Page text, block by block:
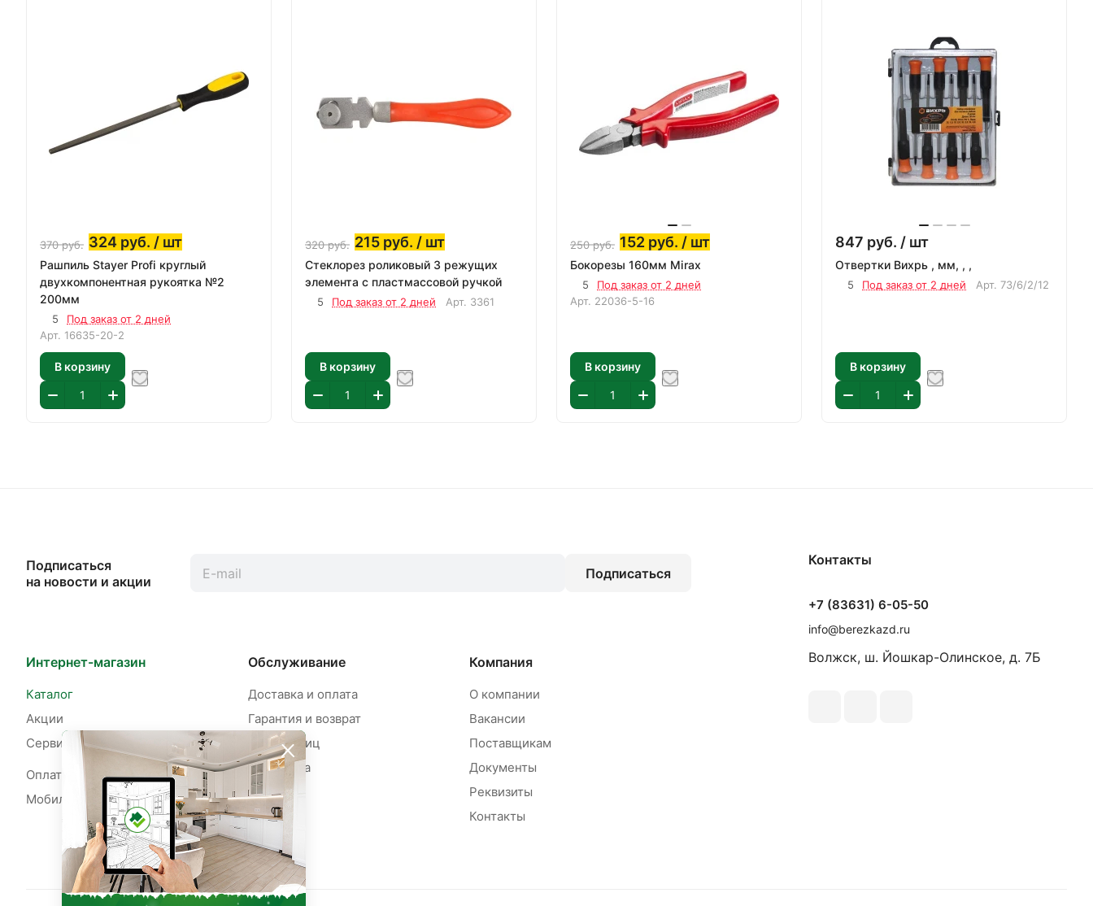
370руб. 324 руб. / шт
Рашпиль Stayer Profi круглый
двухкомпонентная рукоятка №2
200мм
5
Под заказ от 2 дней
Арт. 16635-20-2
В корзину
320руб. 215 руб. / шт
Стеклорез роликовый 3 режущих
элемента с пластмассовой ручкой
5 Под заказ от 2 дней Арт. 3361
В корзину
250руб. 152 руб. / шт
Бокорезы 160мм Mirax
5
Под заказ от 2 дней
Арт. 22036-5-16
В корзину
847 руб. / шт
Отвертки Вихрь , мм, , ,
5 Под заказ от 2 дней Арт. 73/6/2/12
В корзину
Подписаться
на новости и акции
Подписаться
Интернет-магазин
Каталог
Акции
Сервисы
Оплата рассрочки
Мобильное приложение
Обслуживание
Доставка и оплата
Гарантия и возврат
Для юр. лиц
Рассрочка
Компания
О компании
Вакансии
Поставщикам
Документы
Реквизиты
Контакты
Контакты
+7 (83631) 6-05-50
info@berezkazd.ru
Волжск, ш. Йошкар-Олинское, д. 7Б